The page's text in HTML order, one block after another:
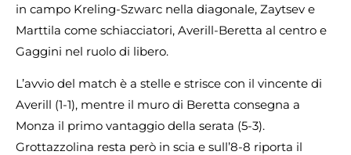
in campo Kreling-Szwarc nella diagonale, Zaytsev e
Marttila come schiacciatori, Averill-Beretta al centro e
Gaggini nel ruolo di libero.
L’avvio del match è a stelle e strisce con il vincente di
Averill (1-1), mentre il muro di Beretta consegna a
Monza il primo vantaggio della serata (5-3).
Grottazzolina resta però in scia e sull’8-8 riporta il